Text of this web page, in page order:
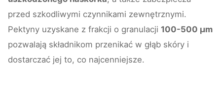
przed szkodliwymi czynnikami zewnętrznymi.
Pektyny uzyskane z frakcji o granulacji 100-500 μm
pozwalają składnikom przenikać w głąb skóry i
dostarczać jej to, co najcenniejsze.